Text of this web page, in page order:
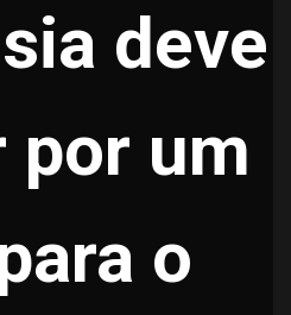
deve
por um
o